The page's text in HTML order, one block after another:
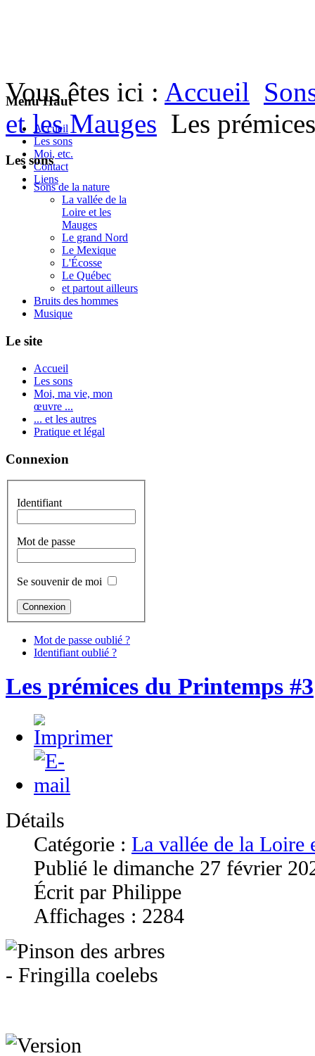
Menu Haut
Accueil
Les sons
Moi, etc.
Contact
Liens
Vous êtes ici : Accueil
et les Mauges Les
Les sons
Sons de la nature
La vallée de la
Loire et les
Mauges
Le grand Nord
Le Mexique
L'Écosse
Le Québec
et partout ailleurs
Bruits des hommes
Musique
Le site
Accueil
Les sons
Moi, ma vie, mon
œuvre ...
... et les autres
Pratique et légal
Connexion
Identifiant
Mot de passe
Se souvenir de moi
Mot de passe oublié ?
Identifiant oublié ?
Les prémices du Printemps #3
Détails
Catégorie : La vallée de la Loire
Publié le dimanche 27 février
Écrit par Philippe
Affichages : 2284